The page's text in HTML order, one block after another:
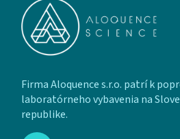
Firma Aloquence s.r.o. patrí k
laboratórneho vybavenia na
republike.